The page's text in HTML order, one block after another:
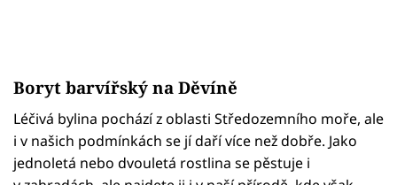
Boryt barvířský na Děvíně
Léčivá bylina pochází z oblasti Středozemního moře, ale
i v našich podmínkách se jí daří více než dobře. Jako
jednoletá nebo dvouletá rostlina se pěstuje i